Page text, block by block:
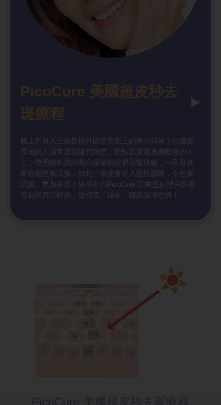
PicoCure 美國超皮秒去
斑療程
臉上有斑人士總是格外留意市面上的美白精華？但偏偏
長斑的人通常是新陳代謝差、乾性肌膚或皮膚較薄的人
士，使用較刺激的美白精華很容易引發過敏，一旦發炎
就容易色素沉澱，如此一來便會陷入惡性循環，令色素
沉澱、更加多斑！快來看看PicoCure 美國超皮秒去斑療
程如何真正碎斑，從根底「踢走」難搞深淺色斑！
PicoCure 美國超皮秒去斑療程